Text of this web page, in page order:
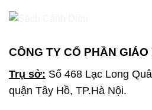
CÔNG TY CỔ PHẦN
Trụ sở: Số 468 Lạc Long
quận Tây Hồ, TP.Hà Nội.